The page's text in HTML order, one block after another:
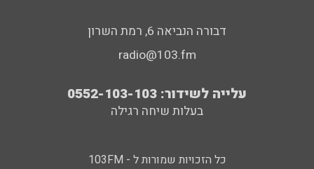
דבורה הנביאה 6, רמת השרון
radio@103.fm
עלייה לשידור: 0552-103-103
בעלות שיחה רגילה
כל הזכויות שמורות ל - 103FM